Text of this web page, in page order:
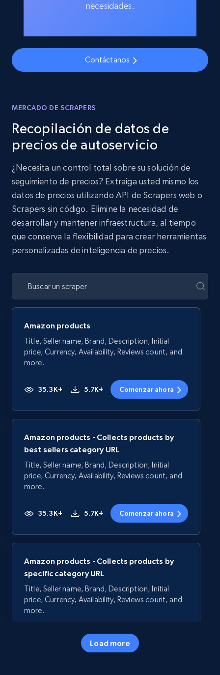
necesidades.
Contáctanos
MERCADO DE SCRAPERS
Recopilación de datos de
precios de autoservicio
¿Necesita un control total sobre su solución de
seguimiento de precios? Extraiga usted mismo los
datos de precios utilizando API de Scrapers web o
Scrapers sin código. Elimine la necesidad de
desarrollar y mantener infraestructura, al tiempo
que conserva la flexibilidad para crear herramientas
personalizadas de inteligencia de precios.
Amazon products
Title, Seller name, Brand, Description, Initial
price, Currency, Availability, Reviews count, and
more.
35.3K+ 5.7K+ Comenzar ahora
Amazon products - Collects products by
best sellers category URL
Title, Seller name, Brand, Description, Initial
price, Currency, Availability, Reviews count, and
more.
35.3K+ 5.7K+ Comenzar ahora
Amazon products - Collects products by
specific category URL
Title, Seller name, Brand, Description, Initial
price, Currency, Availability, Reviews count, and
more.
5.7K+ Comenzar ahora
Load more